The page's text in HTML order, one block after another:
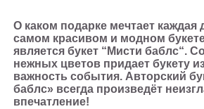
О каком подарке мечтает каждая
самом красивом и модном
является букет “Мисти баблс“.
нежных цветов придает букету
важность события. Авторский
баблс» всегда произведёт
впечатление!